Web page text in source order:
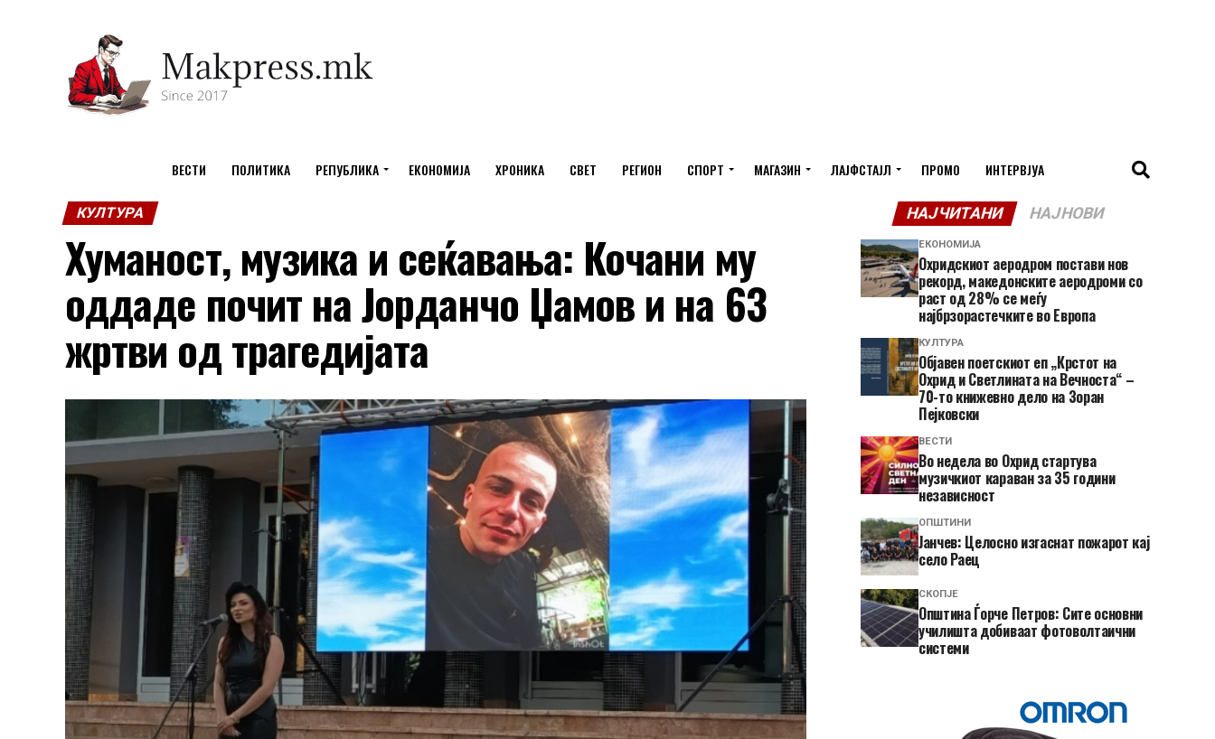
ВЕСТИ ПОЛИТИКА РЕПУБЛИКА ЕКОНОМИЈА ХРОНИКА СВЕТ РЕГИОН СПОРТ МАГАЗИН ЛАЈФСТАЈЛ ПРОМО ИНТЕРВЈУА
КУЛТУРА
Хуманост, музика и сеќавања: Кочани му
оддаде почит на Јорданчо Џамов и на 63
жртви од трагедијата
НАЈЧИТАНИ НАЈНОВИ
ЕКОНОМИЈА
Охридскиот аеродром постави нов
рекорд, македонските аеродроми со
раст од 28% се меѓу
најбрзорастечките во Европа
КУЛТУРА
Објавен поетскиот еп „Крстот на
Охрид и Светлината на Вечноста“ –
70-то книжевно дело на Зоран
Пејковски
ВЕСТИ
Во недела во Охрид стартува
музичкиот караван за 35 години
независност
ОПШТИНИ
Јанчев: Целосно изгаснат пожарот кај
село Раец
СКОПЈЕ
Општина Ѓорче Петров: Сите основни
училишта добиваат фотоволтаични
системи